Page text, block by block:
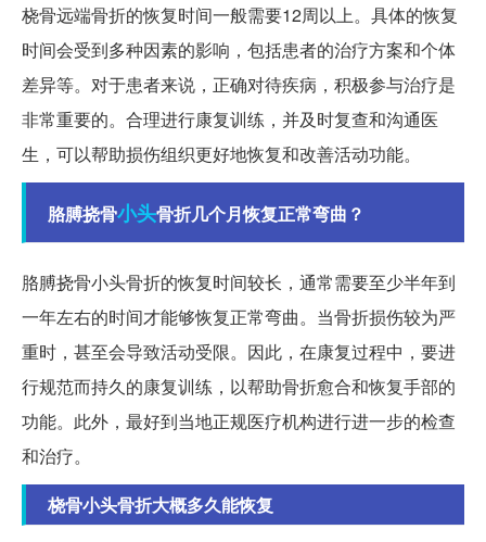
桡骨远端骨折的恢复时间一般需要12周以上。具体的恢复
时间会受到多种因素的影响，包括患者的治疗方案和个体
差异等。对于患者来说，正确对待疾病，积极参与治疗是
非常重要的。合理进行康复训练，并及时复查和沟通医
生，可以帮助损伤组织更好地恢复和改善活动功能。
胳膊挠骨小头骨折几个月恢复正常弯曲？
胳膊挠骨小头骨折的恢复时间较长，通常需要至少半年到
一年左右的时间才能够恢复正常弯曲。当骨折损伤较为严
重时，甚至会导致活动受限。因此，在康复过程中，要进
行规范而持久的康复训练，以帮助骨折愈合和恢复手部的
功能。此外，最好到当地正规医疗机构进行进一步的检查
和治疗。
桡骨小头骨折大概多久能恢复